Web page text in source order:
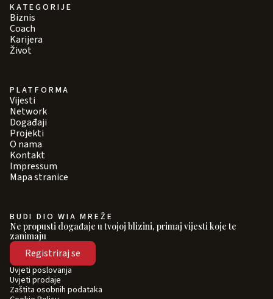
KATEGORIJE
Biznis
Coach
Karijera
Život
PLATFORMA
Vijesti
Network
Događaji
Projekti
O nama
Kontakt
Impressum
Mapa stranice
BUDI DIO WIA MREŽE
Ne propusti događaje u tvojoj blizini, primaj vijesti koje te
zanimaju
Registriraj se
Uvjeti poslovanja
Uvjeti prodaje
Zaštita osobnih podataka